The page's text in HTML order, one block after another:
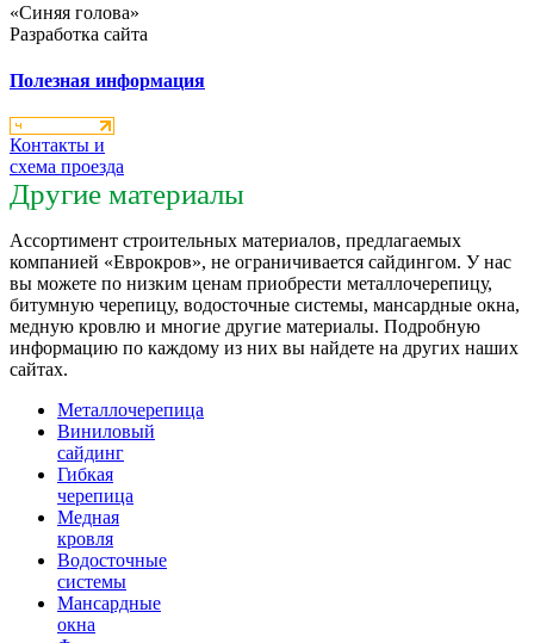
«Синяя голова»
Разработка сайта
Полезная информация
Контакты и
схема проезда
Другие материалы
Ассортимент строительных материалов, предлагаемых
компанией «Еврокров», не ограничивается сайдингом. У нас
вы можете по низким ценам приобрести металлочерепицу,
битумную черепицу, водосточные системы, мансардные окна,
медную кровлю и многие другие материалы. Подробную
информацию по каждому из них вы найдете на других наших
сайтах.
Металлочерепица
Виниловый
сайдинг
Гибкая
черепица
Медная
кровля
Водосточные
системы
Мансардные
окна